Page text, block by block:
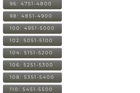
96: 4751-4800
98: 4851-4900
100: 4951-5000
102: 5051-5100
104: 5151-5200
106: 5251-5300
108: 5351-5400
110: 5451-5500